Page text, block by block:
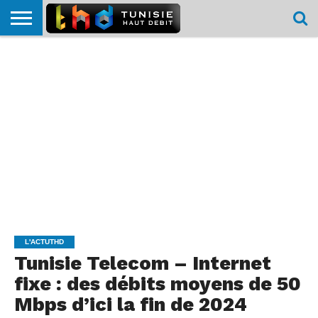
L'ACTUTHD
Tunisie Telecom – Internet
fixe : des débits moyens de 50
Mbps d’ici la fin de 2024